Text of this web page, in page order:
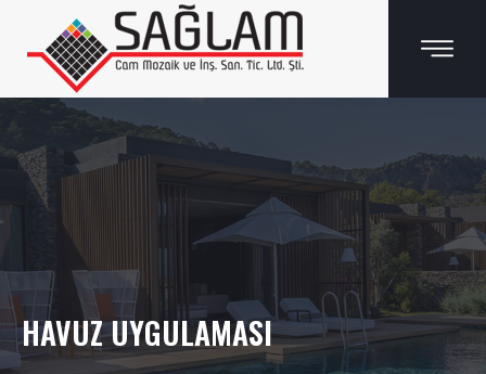
HAVUZ UYGULAMASI